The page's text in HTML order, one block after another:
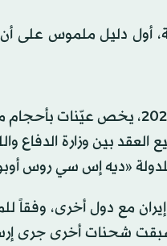
دليل ملموس على أن
ويبدو أن العقد المزعوم، المكوَّن من 16 صفحة، والمؤرَّخ في 14
بين وزارة الدفاع
للدولة «ديه إس سي روس
إيران مع دول أخرى، وفقاً
شحنات أخرى جرى